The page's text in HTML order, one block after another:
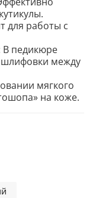
для работы с
В педикюре
шлифовки между
мягкого
на коже.